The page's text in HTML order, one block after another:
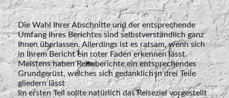
Die Wahl Ihrer Abschnitte und der entsprechende
Umfang Ihres Berichtes sind selbstverständlich ganz
Ihnen überlassen. Allerdings ist es ratsam, wenn sich
in Ihrem Bericht ein roter Faden erkennen lässt.
Meistens haben Reiseberichte ein entsprechendes
Grundgerüst, welches sich gedanklich in drei Teile
gliedern lässt
Im ersten Teil sollte natürlich das Reiseziel vorgestellt